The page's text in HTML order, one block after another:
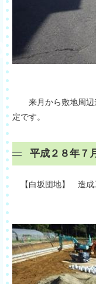
来月から敷地周辺
定です。
平成２８年７
【白坂団地】 造成